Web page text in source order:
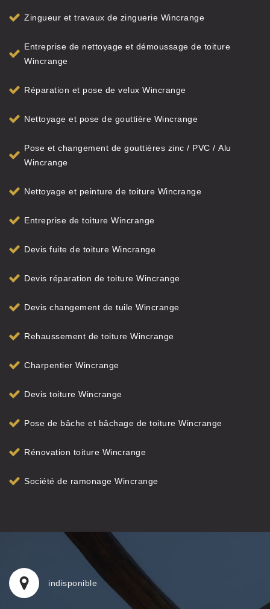
Zingueur et travaux de zinguerie Wincrange
Entreprise de nettoyage et démoussage de toiture
Wincrange
Réparation et pose de velux Wincrange
Nettoyage et pose de gouttière Wincrange
Pose et changement de gouttières zinc / PVC / Alu
Wincrange
Nettoyage et peinture de toiture Wincrange
Entreprise de toiture Wincrange
Devis fuite de toiture Wincrange
Devis réparation de toiture Wincrange
Devis changement de tuile Wincrange
Rehaussement de toiture Wincrange
Charpentier Wincrange
Devis toiture Wincrange
Pose de bâche et bâchage de toiture Wincrange
Rénovation toiture Wincrange
Société de ramonage Wincrange
indisponible